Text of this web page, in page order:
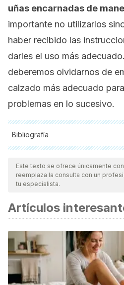
uñas encarnadas de
importante no utilizarlos
haber recibido las
darles el uso más
deberemos olvidarnos de
calzado más adecuado
problemas en lo sucesivo.
Bibliografía
Todas las fuentes citadas fueron
nuestro equipo, para asegurar su
vigencia y validez.La bibliografía
científica.
Nazari S. A simple and
ingrown nails: splinting by
Dermatol Venereol. 2006
10.1111/j.1468-
Schäfer G, Kaschula CH. The
Este texto se ofrece únicamente
reemplaza la consulta con un
tu especialista.
Artículos